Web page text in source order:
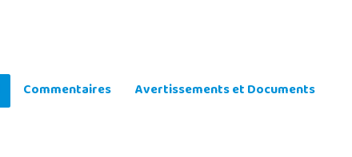
Commentaires Avertissements et Documents